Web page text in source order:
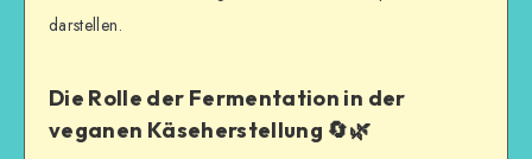
darstellen.
Die Rolle der Fermentation in der
veganen Käseherstellung 🔄🌿